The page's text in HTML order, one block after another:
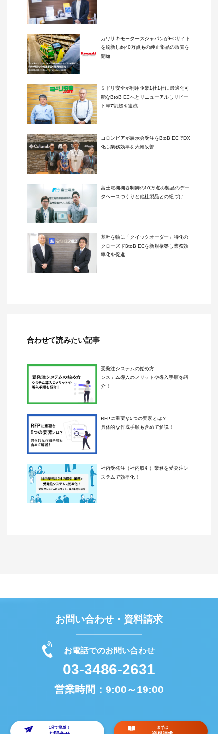
カワサキモータースジャパンがECサイト
を刷新し約40万点もの純正部品の販売を
開始
ミドリ安全が利用企業1社1社に最適化可
能なBtoB ECへとリニューアルしリピー
ト率7割超を達成
コロンビアが展示会受注をBtoB ECでDX
化し業務効率を大幅改善
富士電機機器制御の10万点の製品のデー
タベースづくりと他社製品との紐づけ
基幹を軸に「クイックオーダー」特化の
クローズドBtoB ECを新規構築し業務効
率化を促進
合わせて読みたい記事
受発注システムの始め方
システム導入のメリットや導入手順を紹
介！
RFPに重要な5つの要素とは？
具体的な作成手順も含めて解説！
社内受発注（社内取引）業務を受発注シ
ステムで効率化！
お問い合わせ・資料請求
お電話でのお問い合わせ
03-3486-2631
営業時間： 9:00～19:00
1分で簡単！ まずは